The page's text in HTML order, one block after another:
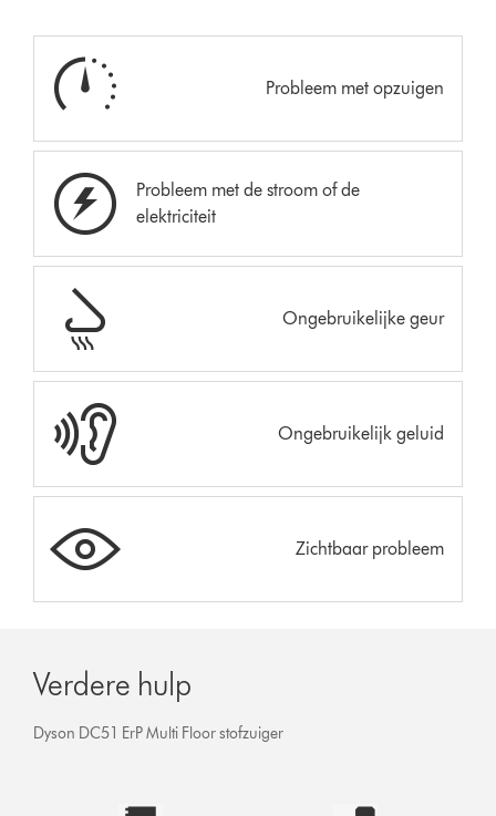
Probleem met opzuigen
Probleem met de stroom of de
elektriciteit
Ongebruikelijke geur
Ongebruikelijk geluid
Zichtbaar probleem
Verdere hulp
Dyson DC51 ErP Multi Floor stofzuiger